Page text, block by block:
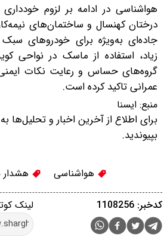
هواشناسی در ادامه بر لزوم خودداری
درختان کهنسال و ساختمان‌های
جاده‌ای به‌ویژه برای خودروهای
زیاد، استفاده از ماسک در نواحی
گروه‌های حساس و رعایت نکات
عمرانی تاکید کرده است.
منبع: ایسنا
برای اطلاع از آخرین اخبار و تحلیل‌ها
بپیوندید.
هواشناسی
لینک کدخبر: 1108256